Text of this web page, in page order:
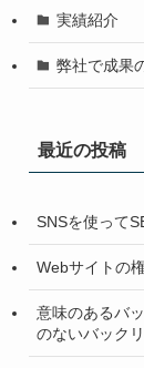
実績紹介
弊社で成果
最近の投稿
SNSを使って
Webサイトの
意味のあるバ
のないバック